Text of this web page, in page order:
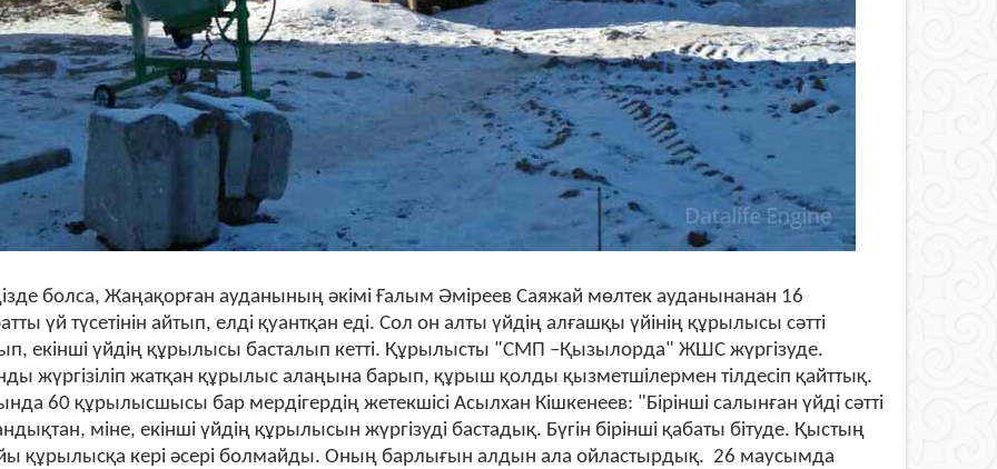
болса, Жаңақорған ауданының әкімі Ғалым Әміреев Саяжай мөлтек ауданынанан 16
үй түсетінін айтып, елді қуантқан еді. Сол он алты үйдің алғашқы үйінің құрылысы сәтті
екінші үйдің құрылысы басталып кетті. Құрылысты "СМП –Қызылорда" ЖШС жүргізуде.
жүргізіліп жатқан құрылыс алаңына барып, құрыш қолды қызметшілермен тілдесіп қайттық.
60 құрылысшысы бар мердігердің жетекшісі Асылхан Кішкенеев: "Бірінші салынған үйді сәтті
міне, екінші үйдің құрылысын жүргізуді бастадық. Бүгін бірінші қабаты бітуде. Қыстың
құрылысқа кері әсері болмайды. Оның барлығын алдын ала ойластырдық. 26 маусымда